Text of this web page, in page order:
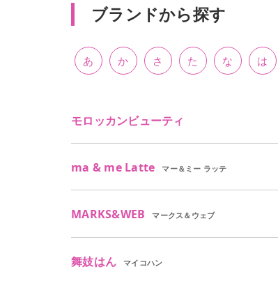
ブランドから探す
あ か さ た な は
モロッカンビューティ
ma & me Latte マー＆ミー ラッテ
MARKS&WEB マークス＆ウェブ
舞妓はん マイコハン